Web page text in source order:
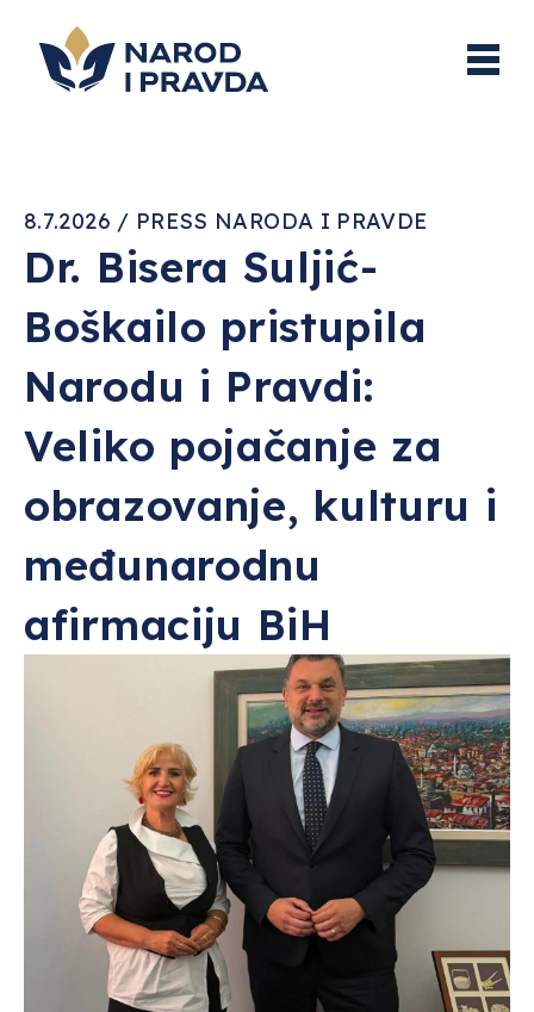
8.7.2026 / PRESS NARODA I PRAVDE
Dr. Bisera Suljić-
Boškailo pristupila
Narodu i Pravdi:
Veliko pojačanje za
obrazovanje, kulturu i
međunarodnu
afirmaciju BiH